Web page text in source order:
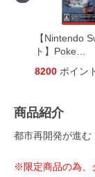
【Nintendo
ト】Poke
8200 ポイン
商品紹介
都市再開発が進む
※限定商品の為、